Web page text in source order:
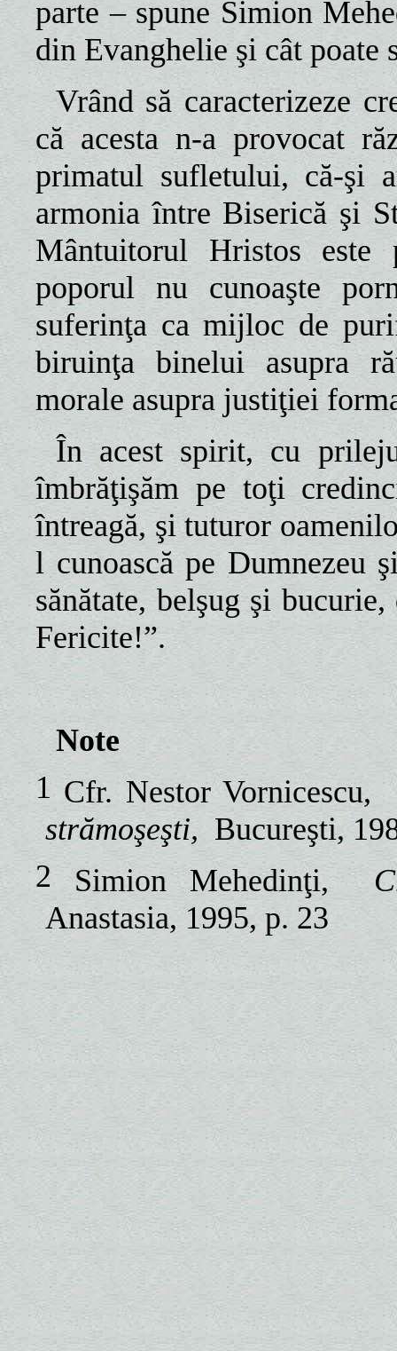
parte – spune Simion
din Evanghelie şi cât
Vrând să caracterizeze
că acesta n-a provocat
primatul sufletului, că-şi
armonia între Biserică şi
Mântuitorul Hristos
poporul nu cunoaşte
suferinţa ca mijloc de
biruinţa binelui asupra
morale asupra justiţiei
În acest spirit, cu
îmbrăţişăm pe toţi
întreagă, şi tuturor
l cunoască pe Dumnezeu
sănătate, belşug şi
Fericite!”.
Note
1 Cfr. Nestor Vornicescu,
strămoşeşti, Bucureşti,
2
Simion Mehedinţi,
Anastasia, 1995, p. 23